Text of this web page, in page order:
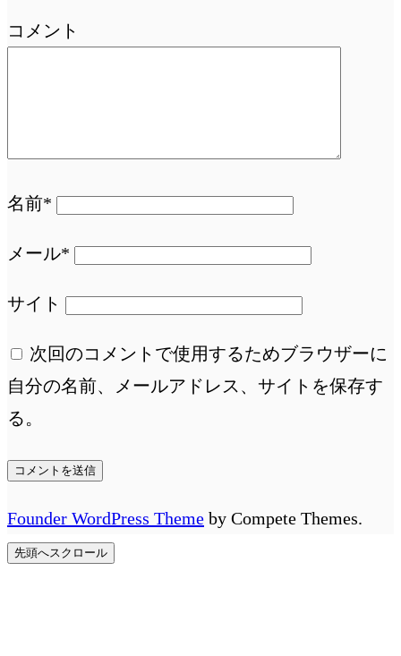
コメント
名前*
メール*
サイト
次回のコメントで使用するためブラウザーに
自分の名前、メールアドレス、サイトを保存す
る。
Founder WordPress Theme by Compete Themes.
先頭へスクロール